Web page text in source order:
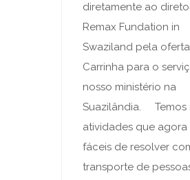
diretamente ao
Remax Fundation in
Swaziland pela
Carrinha para o
nosso ministério na
Suazilândia. Temos
atividades que agora
fáceis de resolver
transporte de